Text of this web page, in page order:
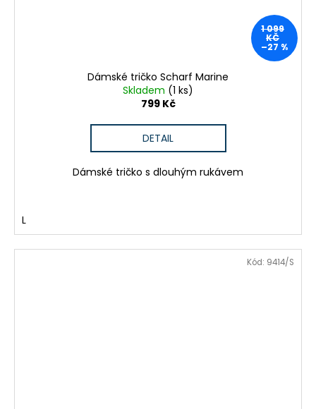
1 099
KČ
–27 %
Dámské tričko Scharf Marine
Skladem (1 ks)
799 Kč
DETAIL
Dámské tričko s dlouhým rukávem
L
Kód: 9414/S